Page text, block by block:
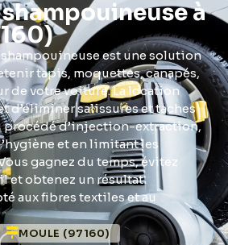
à
shampouineuse est une solution
tapis, moquettes, canapés,
de votre voiture. La location
d’éliminer salissures et taches
procédé d’injection-extraction,
et en limitant les
gagnez du temps, évitez
et obtenez un résultat
aux fibres textiles et au
MOULE (97160)